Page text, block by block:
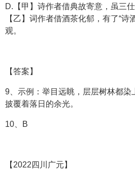
D.【甲】诗作者借典故寄意，虽三
【乙】词作者借酒茶化郁，有了“诗
观。
【答案】
9、示例：举目远眺，层层树林都染
披覆着落日的余光。
10、B
【2022四川广元】